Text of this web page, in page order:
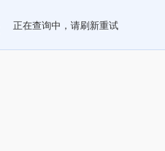
正在查询中，请刷新重试